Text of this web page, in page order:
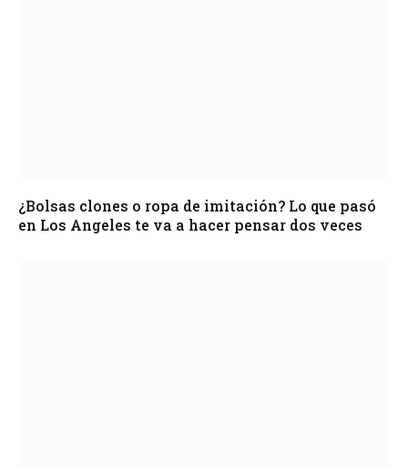
¿Bolsas clones o ropa de imitación? Lo que pasó
en Los Angeles te va a hacer pensar dos veces